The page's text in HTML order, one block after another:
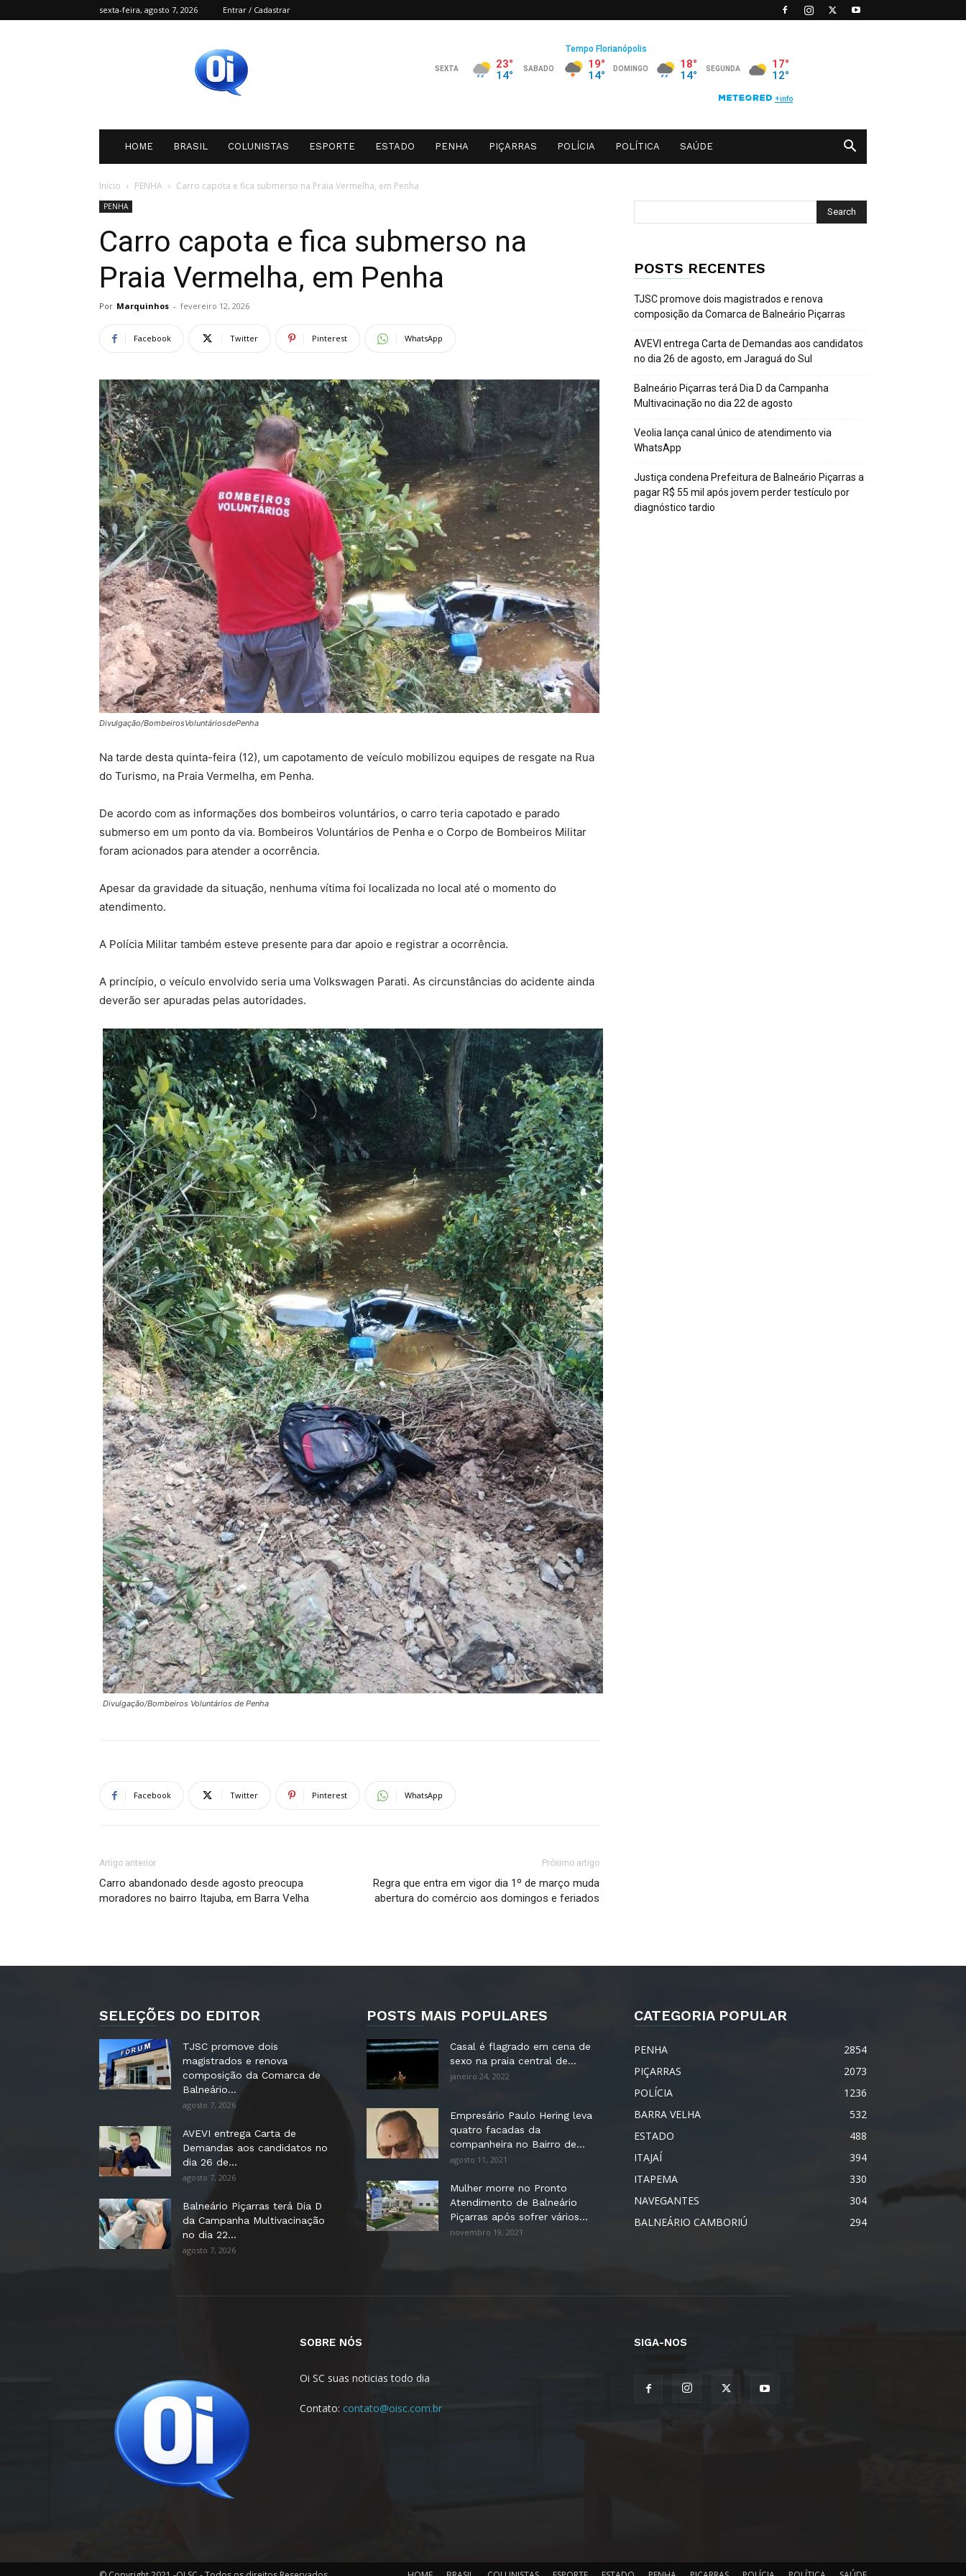
sexta-feira, agosto 7, 2026 Entrar / Cadastrar
HOME BRASIL COLUNISTAS ESPORTE ESTADO PENHA PIÇARRAS POLÍCIA POLÍTICA SAÚDE
Início PENHA Carro capota e fica submerso na Praia Vermelha, em Penha
PENHA
Carro capota e fica submerso na
Praia Vermelha, em Penha
Por Marquinhos - fevereiro 12, 2026
Facebook Twitter Pinterest WhatsApp
Divulgação/BombeirosVoluntáriosdePenha
Na tarde desta quinta-feira (12), um capotamento de veículo mobilizou equipes de resgate na Rua
do Turismo, na Praia Vermelha, em Penha.
De acordo com as informações dos bombeiros voluntários, o carro teria capotado e parado
submerso em um ponto da via. Bombeiros Voluntários de Penha e o Corpo de Bombeiros Militar
foram acionados para atender a ocorrência.
Apesar da gravidade da situação, nenhuma vítima foi localizada no local até o momento do
atendimento.
A Polícia Militar também esteve presente para dar apoio e registrar a ocorrência.
A princípio, o veículo envolvido seria uma Volkswagen Parati. As circunstâncias do acidente ainda
deverão ser apuradas pelas autoridades.
Divulgação/Bombeiros Voluntários de Penha
Facebook Twitter Pinterest WhatsApp
Artigo anterior
Carro abandonado desde agosto preocupa
moradores no bairro Itajuba, em Barra Velha
Próximo artigo
Regra que entra em vigor dia 1º de março muda
abertura do comércio aos domingos e feriados
POSTS RECENTES
TJSC promove dois magistrados e renova
composição da Comarca de Balneário Piçarras
AVEVI entrega Carta de Demandas aos candidatos
no dia 26 de agosto, em Jaraguá do Sul
Balneário Piçarras terá Dia D da Campanha
Multivacinação no dia 22 de agosto
Veolia lança canal único de atendimento via
WhatsApp
Justiça condena Prefeitura de Balneário Piçarras a
pagar R$ 55 mil após jovem perder testículo por
diagnóstico tardio
SELEÇÕES DO EDITOR
TJSC promove dois
magistrados e renova
composição da Comarca de
Balneário...
agosto 7, 2026
AVEVI entrega Carta de
Demandas aos candidatos no
dia 26 de...
agosto 7, 2026
Balneário Piçarras terá Dia D
da Campanha Multivacinação
no dia 22...
agosto 7, 2026
POSTS MAIS POPULARES
Casal é flagrado em cena de
sexo na praia central de...
janeiro 24, 2022
Empresário Paulo Hering leva
quatro facadas da
companheira no Bairro de...
agosto 11, 2021
Mulher morre no Pronto
Atendimento de Balneário
Piçarras após sofrer vários...
novembro 19, 2021
CATEGORIA POPULAR
PENHA
2854
PIÇARRAS
2073
POLÍCIA
1236
BARRA VELHA
532
ESTADO
488
ITAJAÍ
394
ITAPEMA
330
NAVEGANTES
304
BALNEÁRIO CAMBORIÚ
294
SOBRE NÓS
Oi SC suas noticias todo dia
Contato: contato@oisc.com.br
SIGA-NOS